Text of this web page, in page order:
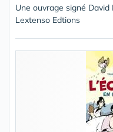
Une ouvrage signé
Lextenso Edtions